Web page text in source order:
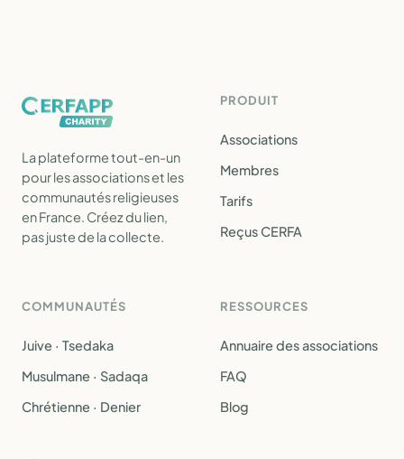
La plateforme tout-en-un
pour les associations et les
communautés religieuses
en France. Créez du lien,
pas juste de la collecte.
PRODUIT
Associations
Membres
Tarifs
Reçus CERFA
COMMUNAUTÉS
Juive · Tsedaka
Musulmane · Sadaqa
Chrétienne · Denier
RESSOURCES
Annuaire des associations
FAQ
Blog